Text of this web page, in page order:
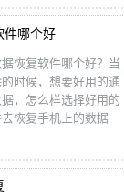
件哪个好
恢复软件哪个好？当
时候，想要好用的通
，怎么样选择好用的
恢复手机上的数据